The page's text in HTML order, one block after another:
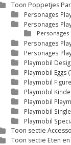
Toon Poppetjes
Personages
Personages
Personages
Personages
Playmobil
Playmobil Eggs
Playmobil
Playmobil
Playmobil
Playmobil
Playmobil
Toon sectie
Toon sectie Eten